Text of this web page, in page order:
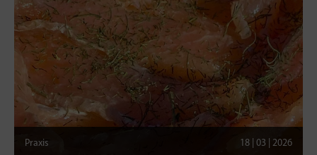
Praxis 18 | 03 | 2026